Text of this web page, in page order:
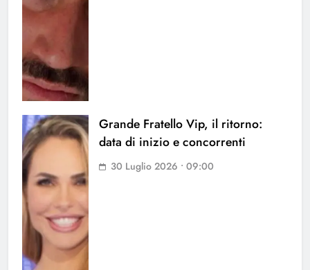
Grande Fratello Vip, il ritorno:
data di inizio e concorrenti
30 Luglio 2026 • 09:00